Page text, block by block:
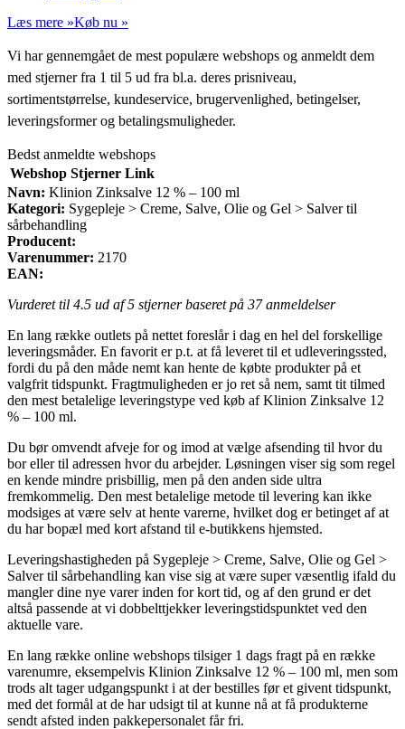
Læs mere »Køb nu »
Vi har gennemgået de mest populære webshops og anmeldt dem
med stjerner fra 1 til 5 ud fra bl.a. deres prisniveau,
sortimentstørrelse, kundeservice, brugervenlighed, betingelser,
leveringsformer og betalingsmuligheder.
Bedst anmeldte webshops
Webshop Stjerner Link
Navn: Klinion Zinksalve 12 % – 100 ml
Kategori: Sygepleje > Creme, Salve, Olie og Gel > Salver til
sårbehandling
Producent:
Varenummer: 2170
EAN:
Vurderet til 4.5 ud af 5 stjerner baseret på 37anmeldelser
En lang række outlets på nettet foreslår i dag en hel del forskellige
leveringsmåder. En favorit er p.t. at få leveret til et udleveringssted,
fordi du på den måde nemt kan hente de købte produkter på et
valgfrit tidspunkt. Fragtmuligheden er jo ret så nem, samt tit tilmed
den mest betalelige leveringstype ved køb af Klinion Zinksalve 12
% – 100 ml.
Du bør omvendt afveje for og imod at vælge afsending til hvor du
bor eller til adressen hvor du arbejder. Løsningen viser sig som regel
en kende mindre prisbillig, men på den anden side ultra
fremkommelig. Den mest betalelige metode til levering kan ikke
modsiges at være selv at hente varerne, hvilket dog er betinget af at
du har bopæl med kort afstand til e-butikkens hjemsted.
Leveringshastigheden på Sygepleje > Creme, Salve, Olie og Gel >
Salver til sårbehandling kan vise sig at være super væsentlig ifald du
mangler dine nye varer inden for kort tid, og af den grund er det
altså passende at vi dobbelttjekker leveringstidspunktet ved den
aktuelle vare.
En lang række online webshops tilsiger 1 dags fragt på en række
varenumre, eksempelvis Klinion Zinksalve 12 % – 100 ml, men som
trods alt tager udgangspunkt i at der bestilles før et givent tidspunkt,
med det formål at de har udsigt til at kunne nå at få produkterne
sendt afsted inden pakkepersonalet får fri.